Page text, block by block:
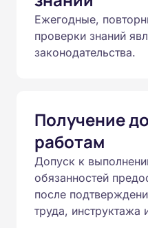
Ежегодные,
проверки знаний
законодательства.
Получение
работам
Допуск к
обязанностей
после
труда, инструктажа